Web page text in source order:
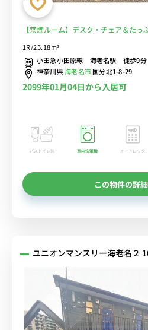
【禁煙ルーム】デスク・チェア＆た
オン」など複数あり買い物に便利■選
1R/25.18m²
小田急小田原線 海老名駅 徒歩9分
神奈川県海老名市国分北1-8-29
2099年01月04日から入居可
バストイレ別 室内洗濯機 オートロック
この物件の詳
ユニオンマンスリー海老名２